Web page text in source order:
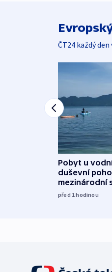
ČT24 každý
Pobyt u
duševní
mezinárodní
před 1hodinou